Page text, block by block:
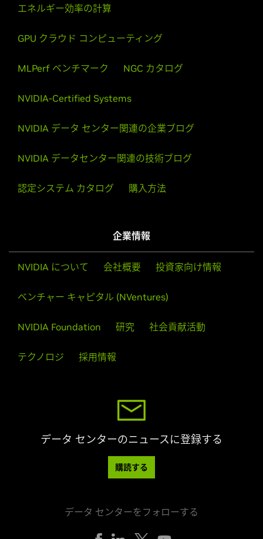
エネルギー効率の計算
GPU クラウド コンピューティング
MLPerf ベンチマーク NGC カタログ
NVIDIA-Certified Systems
NVIDIA データ センター関連の企業ブログ
NVIDIA データセンター関連の技術ブログ
認定システム カタログ 購入方法
企業情報
NVIDIA について 会社概要 投資家向け情報
ベンチャー キャピタル (NVentures)
NVIDIA Foundation 研究 社会貢献活動
テクノロジ 採用情報
データ センターのニュースに登録する
購読する
データ センターをフォローする